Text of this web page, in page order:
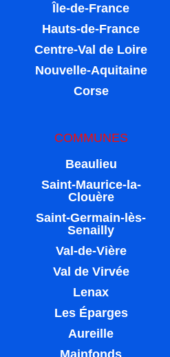
Île-de-France
Hauts-de-France
Centre-Val de Loire
Nouvelle-Aquitaine
Corse
COMMUNES
Beaulieu
Saint-Maurice-la-
Clouère
Saint-Germain-lès-
Senailly
Val-de-Vière
Val de Virvée
Lenax
Les Éparges
Aureille